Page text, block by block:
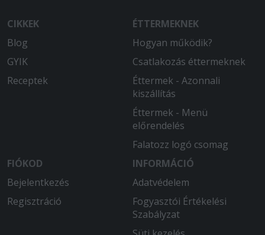
CIKKEK
Blog
GYIK
Receptek
ÉTTERMEKNEK
Hogyan működik?
Csatlakozás éttermeknek
Éttermek - Azonnali
kiszállítás
Éttermek - Menü
előrendelés
Falatozz logó csomag
FIÓKOD
Bejelentkezés
Regisztráció
INFORMÁCIÓ
Adatvédelem
Fogyasztói Értékelési
Szabályzat